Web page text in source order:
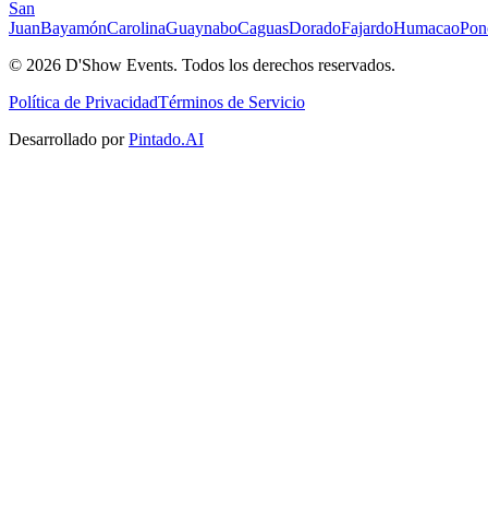
San
JuanBayamónCarolinaGuaynaboCaguasDoradoFajardoHumacao
© 2026 D'Show Events. Todos los derechos reservados.
Política de PrivacidadTérminos de Servicio
Desarrollado por Pintado.AI